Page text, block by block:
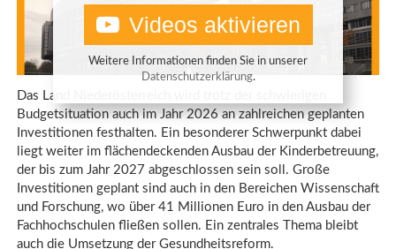
Videos aktivieren
Weitere Informationen finden Sie in unserer
Datenschutzerklärung.
Das Land Niederösterreich wird trotz der schwierigen
Budgetsituation auch im Jahr 2026 an zahlreichen geplanten
Investitionen festhalten. Ein besonderer Schwerpunkt dabei
liegt weiter im flächendeckenden Ausbau der Kinderbetreuung,
der bis zum Jahr 2027 abgeschlossen sein soll. Große
Investitionen geplant sind auch in den Bereichen Wissenschaft
und Forschung, wo über 41 Millionen Euro in den Ausbau der
Fachhochschulen fließen sollen. Ein zentrales Thema bleibt
auch die Umsetzung der Gesundheitsreform.